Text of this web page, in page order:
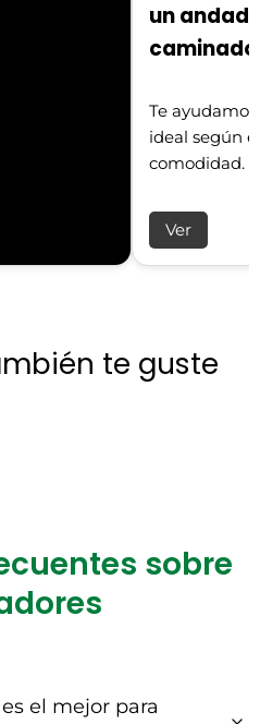
un
Te
ideal según
comodidad.
Ver
te guste
sobre
el mejor para